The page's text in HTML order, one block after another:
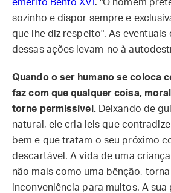
emérito Bento XVI . "O homem
sozinho e dispor sempre e
que lhe diz respeito". As eventuais
dessas ações levam-no à
Quando o ser humano se coloca
faz com que qualquer coisa,
torne permissível.Deixando de
natural, ele cria leis que
bem e que tratam o seu próximo
descartável. A vida de uma
não mais como uma bênção,
inconveniência para muitos. A